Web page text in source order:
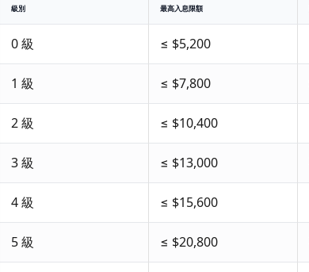
級別 最高入息限額
0 級 ≤ $5,200
1 級 ≤ $7,800
2 級 ≤ $10,400
3 級 ≤ $13,000
4 級 ≤ $15,600
5 級 ≤ $20,800